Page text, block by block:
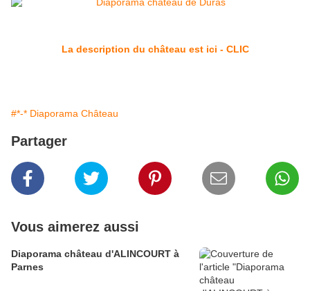
La description du château est ici - CLIC
#*-* Diaporama Château
Partager
Vous aimerez aussi
Diaporama château d'ALINCOURT à
Parnes